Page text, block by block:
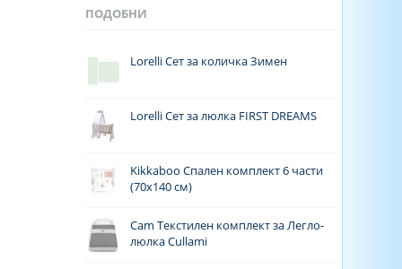
ПОДОБНИ
Lorelli Сет за количка Зимен
Lorelli Сет за люлка FIRST DREAMS
Kikkaboo Спален комплект 6 части
(70x140 см)
Cam Текстилен комплект за Легло-
люлка Cullami